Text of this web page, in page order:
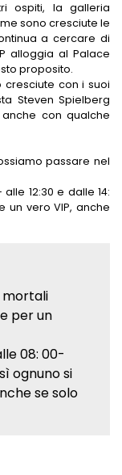
ospiti, la galleria
sono cresciute le
a cercare di
alloggia al Palace
proposito.
cresciute con i suoi
Steven Spielberg
con qualche
passare nel
12:30 e dalle 14:
un vero VIP, anche
mortali
per un
08: 00-
ognuno si
se solo